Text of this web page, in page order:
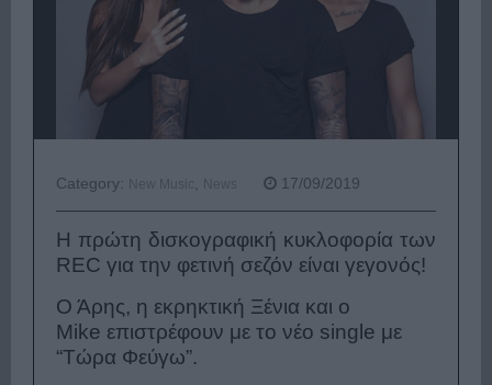
Category: New Music News 17/09/2019
Η πρώτη δισκογραφική κυκλοφορία των
REC για την φετινή σεζόν είναι γεγονός!
Ο Άρης, η εκρηκτική Ξένια και ο
Mike επιστρέφουν με το νέο single με
“Τώρα Φεύγω”.